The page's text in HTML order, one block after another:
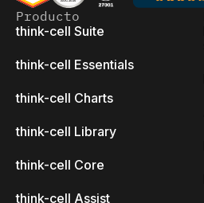
Producto
think-cell Suite
think-cell Essentials
think-cell Charts
think-cell Library
think-cell Core
think-cell Assist